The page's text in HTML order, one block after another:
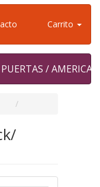
Carrito
PUERTAS /